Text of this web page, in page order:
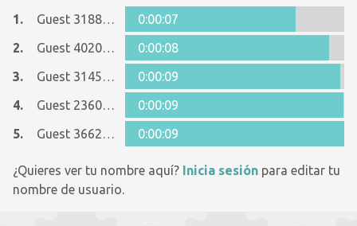
1. Guest 31883056
0:00:07
2.
Guest 40206480
0:00:08
3.
Guest 31455846
0:00:09
4.
Guest 23609521
0:00:09
5.
Guest 36627120 0:00:09
¿Quieres ver tu nombre aquí? Inicia sesión para editar tu
nombre de usuario.